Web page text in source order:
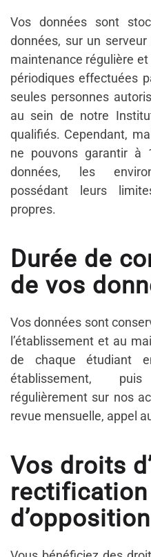
Vos données sont
données, sur un serveur
maintenance régulière
périodiques effectuées
seules personnes
au sein de notre
qualifiés. Cependant,
ne pouvons garantir à
données, les
possédant leurs
propres.
Durée de
de vos
Vos données sont
l’établissement et au
de chaque étudiant
établissement,
régulièrement sur nos
revue mensuelle, appel
Vos droits
d’opposition